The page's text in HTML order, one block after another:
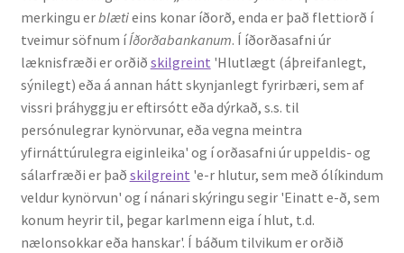
Styrkir og verðlaun
Utan Háskólans
Verkefnisstjórn
Þjónusta
Rannsóknir
merkingu erblætieins konar íðorð, enda er það flettiorð í
tveimur söfnum íÍðorðabankanum. Í íðorðasafni úr
læknisfræði er orðið skilgreint 'Hlutlægt (áþreifanlegt,
sýnilegt) eða á annan hátt skynjanlegt fyrirbæri, sem af
vissri þráhyggju er eftirsótt eða dýrkað, s.s. til
persónulegrar kynörvunar, eða vegna meintra
yfirnáttúrulegra eiginleika' og í orðasafni úr uppeldis- og
sálarfræði er það skilgreint 'e-r hlutur, sem með ólíkindum
veldur kynörvun' og í nánari skýringu segir 'Einatt e-ð, sem
konum heyrir til, þegar karlmenn eiga í hlut, t.d.
nælonsokkar eða hanskar'. Í báðum tilvikum er orðið